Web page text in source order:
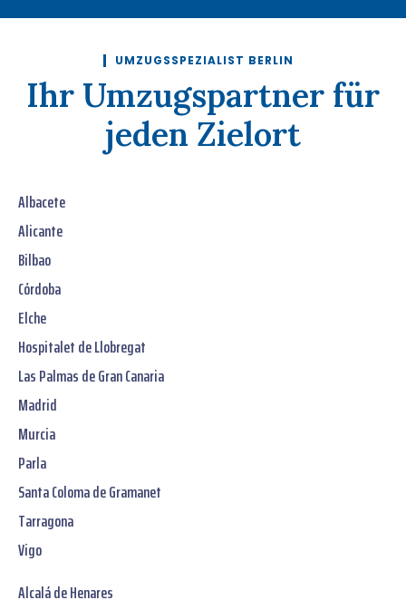
UMZUGSSPEZIALIST BERLIN
Ihr Umzugspartner für
jeden Zielort
Albacete
Alicante
Bilbao
Córdoba
Elche
Hospitalet de Llobregat
Las Palmas de Gran Canaria
Madrid
Murcia
Parla
Santa Coloma de Gramanet
Tarragona
Vigo
Alcalá de Henares